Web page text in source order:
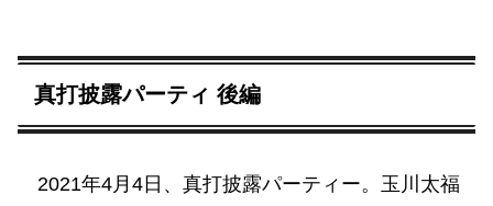
真打披露パーティ 後編
2021年4月4日、真打披露パーティー。玉川太福